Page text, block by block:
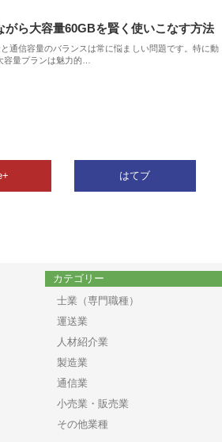
がら大容量60GBを賢く使いこなす方法
通信容量のバランスは常に悩ましい問題です。特に動
容量プランは魅力的…
はてブ
カテゴリー
士業（専門職種）
運送業
人材紹介業
製造業
通信業
小売業・販売業
その他業種